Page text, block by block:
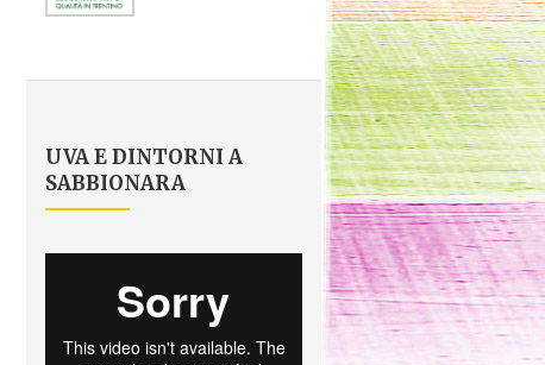
UVA E DINTORNI A
SABBIONARA